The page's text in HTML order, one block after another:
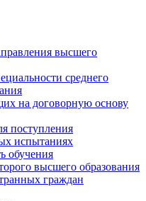
высшего
среднего
на договорную основу
поступления
испытаниях
обучения
высшего образования
граждан